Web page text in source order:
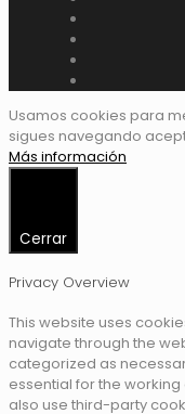
Usamos cookies para
sigues navegando
Más información
Cerrar
Privacy Overview
This website uses
navigate through the
categorized as
essential for the
also use third-party